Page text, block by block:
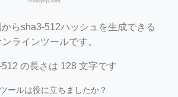
らsha3-512ハッシュを生成できる
ンラインツールです。
の長さは 128 文字です
ールは役に立ちましたか？